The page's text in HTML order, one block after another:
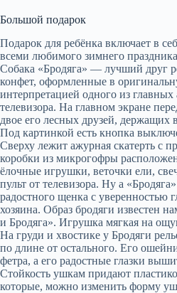
Большой подарок
Подарок для ребёнка включает в
всеми любимого зимнего
Собака «Бродяга» — лучший друг
конфет, оформленные в
интерпретацией одного из
телевизора. На главном экране
двое его лесных друзей, держащих
Под картинкой есть кнопка
Сверху лежит ажурная скатерть с
коробки из микрогофры
ёлочные игрушки, веточки ели,
пульт от телевизора. Ну а
радостного щенка с уверенностью
хозяина. Образ бродяги известен
и Бродяга». Игрушка мягкая на
На груди и хвостике у Бродяги
по длине от остального. Его
фетра, а его радостные глазки
Стойкость ушкам придают
которые, можно изменить форму